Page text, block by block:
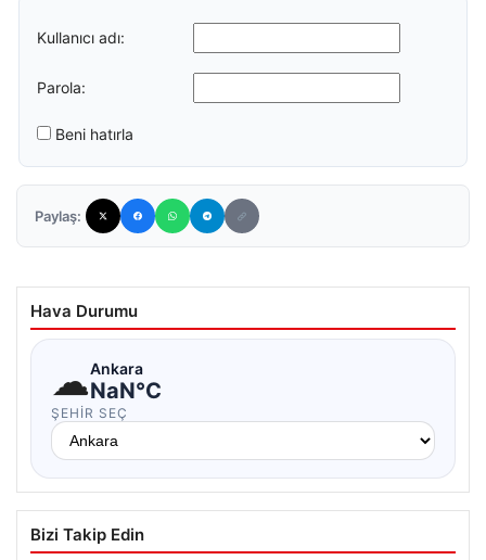
Kullanıcı adı:
Parola:
Beni hatırla
Paylaş:
Hava Durumu
☁Ankara
NaN°C
ŞEHIR SEÇ
Bizi Takip Edin